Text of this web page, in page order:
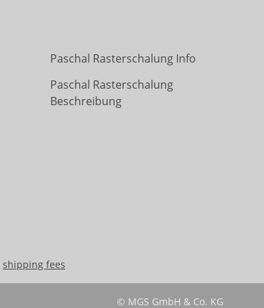
Paschal Rasterschalung Info
Paschal Rasterschalung
Beschreibung
shipping fees
© MGS GmbH & Co. KG